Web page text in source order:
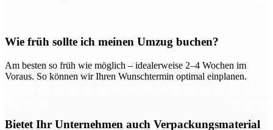
Wie früh sollte ich meinen Umzug buchen?
Am besten so früh wie möglich – idealerweise 2–4 Wochen im
Voraus. So können wir Ihren Wunschtermin optimal einplanen.
Bietet Ihr Unternehmen auch Verpackungsmaterial